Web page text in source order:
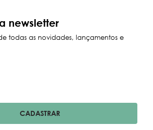
newsletter
todas as novidades, lançamentos e
CADASTRAR